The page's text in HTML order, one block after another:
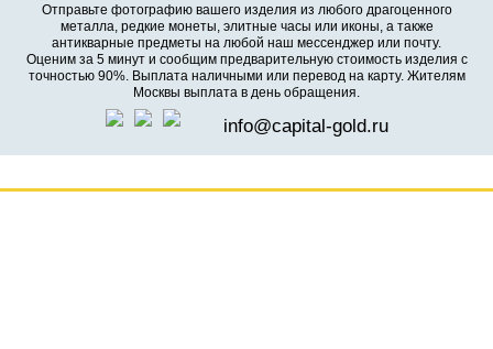
Отправьте фотографию вашего изделия из любого драгоценного
металла, редкие монеты, элитные часы или иконы, а также
антикварные предметы на любой наш мессенджер или почту.
Оценим за 5 минут и сообщим предварительную стоимость изделия с
точностью 90%. Выплата наличными или перевод на карту. Жителям
Москвы выплата в день обращения.
info@capital-gold.ru